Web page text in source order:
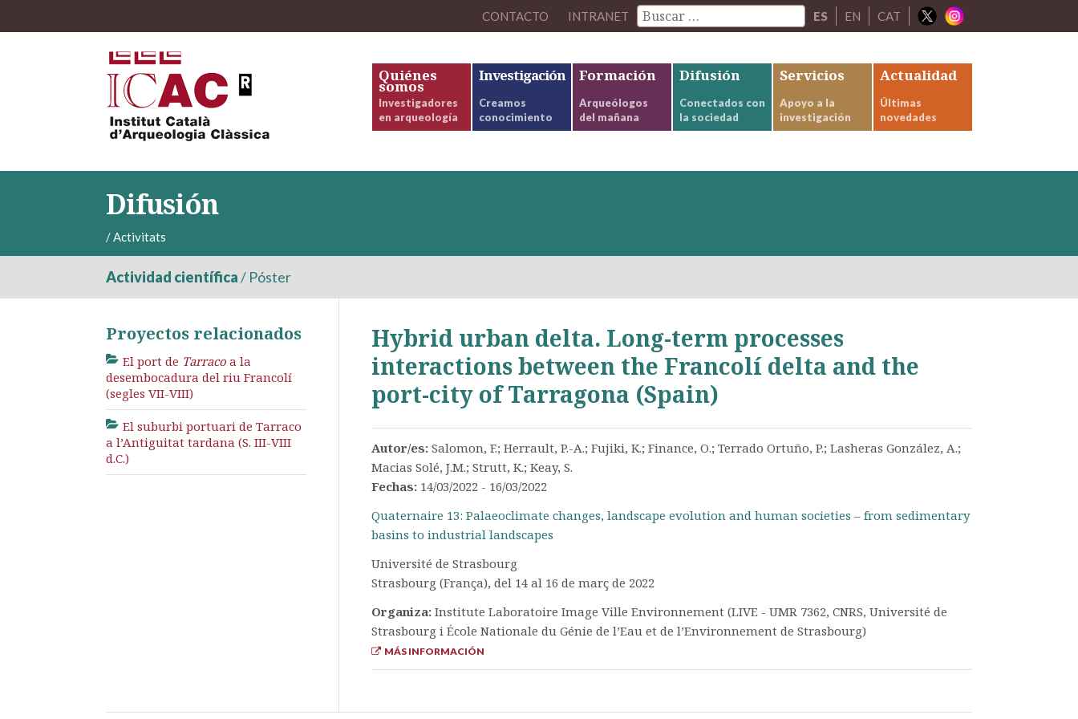
CONTACTO INTRANET ES EN CAT
Quiénes
somos
Investigadores
en arqueología
Investigación
Creamos
conocimiento
Formación
Arqueólogos
del mañana
Difusión
Conectados con
la sociedad
Servicios
Apoyo a la
investigación
Actualidad
Últimas
novedades
Difusión
/Activitats
Actividad científica/ Póster
Hybrid urban delta. Long-term processes
interactions between the Francolí delta and the
port-city of Tarragona (Spain)
Autor/es: Salomon, F.; Herrault, P.-A.; Fujiki, K.; Finance, O.; Terrado Ortuño, P.; Lasheras González, A.;
Macias Solé, J.M.; Strutt, K.; Keay, S.
Fechas: 14/03/2022 - 16/03/2022
Quaternaire 13: Palaeoclimate changes, landscape evolution and human societies – from sedimentary
basins to industrial landscapes
Université de Strasbourg
Strasbourg (França), del 14 al 16 de març de 2022
Organiza: Institute Laboratoire Image Ville Environnement (LIVE - UMR 7362, CNRS, Université de
Strasbourg i École Nationale du Génie de l’Eau et de l’Environnement de Strasbourg)
MÁS INFORMACIÓN
Proyectos relacionados
El port de Tarracoa la
desembocadura del riu Francolí
(segles VII-VIII)
El suburbi portuari de Tarraco
a l’Antiguitat tardana (S. III-VIII
d.C.)